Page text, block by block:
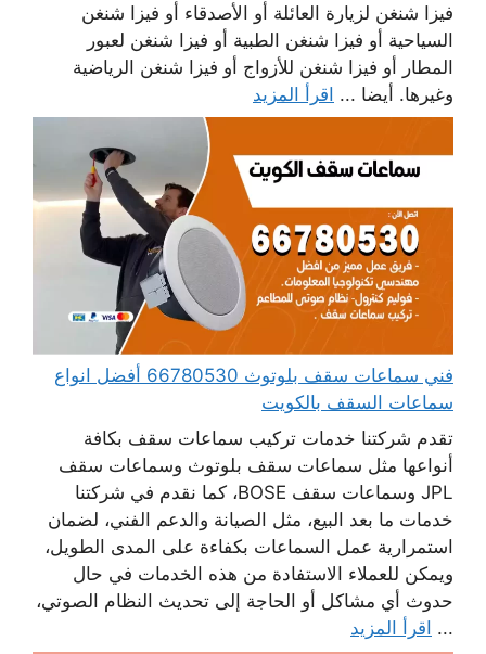
فيزا شنغن لزيارة العائلة أو الأصدقاء أو فيزا شنغن
السياحية أو فيزا شنغن الطبية أو فيزا شنغن لعبور
المطار أو فيزا شنغن للأزواج أو فيزا شنغن الرياضية
وغيرها. أيضا ... اقرأ المزيد
فني سماعات سقف بلوتوث 66780530 أفضل انواع
سماعات السقف بالكويت
تقدم شركتنا خدمات تركيب سماعات سقف بكافة
أنواعها مثل سماعات سقف بلوتوث وسماعات سقف
JPL وسماعات سقف BOSE، كما نقدم في شركتنا
خدمات ما بعد البيع، مثل الصيانة والدعم الفني، لضمان
استمرارية عمل السماعات بكفاءة على المدى الطويل،
ويمكن للعملاء الاستفادة من هذه الخدمات في حال
حدوث أي مشاكل أو الحاجة إلى تحديث النظام الصوتي،
... اقرأ المزيد